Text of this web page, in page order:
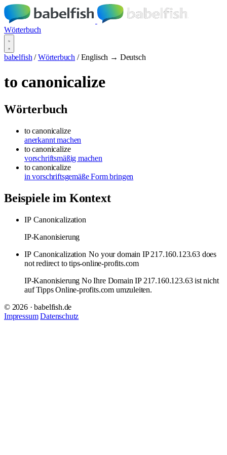
Wörterbuch
babelfish / Wörterbuch / Englisch → Deutsch
to canonicalize
Wörterbuch
to canonicalize
anerkannt machen
to canonicalize
vorschriftsmäßig machen
to canonicalize
in vorschriftsgemäße Form bringen
Beispiele im Kontext
IP Canonicalization
IP-Kanonisierung
IP Canonicalization No your domain IP 217.160.123.63 does
not redirect to tips-online-profits.com
IP-Kanonisierung No Ihre Domain IP 217.160.123.63 ist nicht
auf Tipps Online-profits.com umzuleiten.
© 2026 · babelfish.de
Impressum Datenschutz